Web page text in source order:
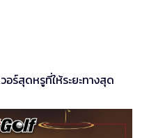
อร์สุดหรูที่ให้ระยะทางสุด